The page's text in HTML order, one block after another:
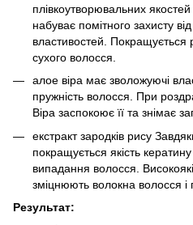
плівкоутворювальних
набуває помітного захисту
властивостей. Покращується
сухого волосся.
алое віра має зволожуючі
пружність волосся. При
Віра заспокоює її та знімає
екстракт зародків рису
покращується якість
випадання волосся.
зміцнюють волокна волосся і
Результат: